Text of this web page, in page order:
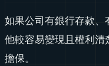
如果公司有銀行存款
他較容易變現且權利
擔保。